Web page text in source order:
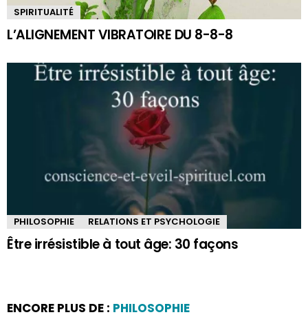
SPIRITUALITÉ
L’ALIGNEMENT VIBRATOIRE DU 8-8-8
PHILOSOPHIE RELATIONS ET PSYCHOLOGIE
Être irrésistible à tout âge: 30 façons
ENCORE PLUS DE : PHILOSOPHIE